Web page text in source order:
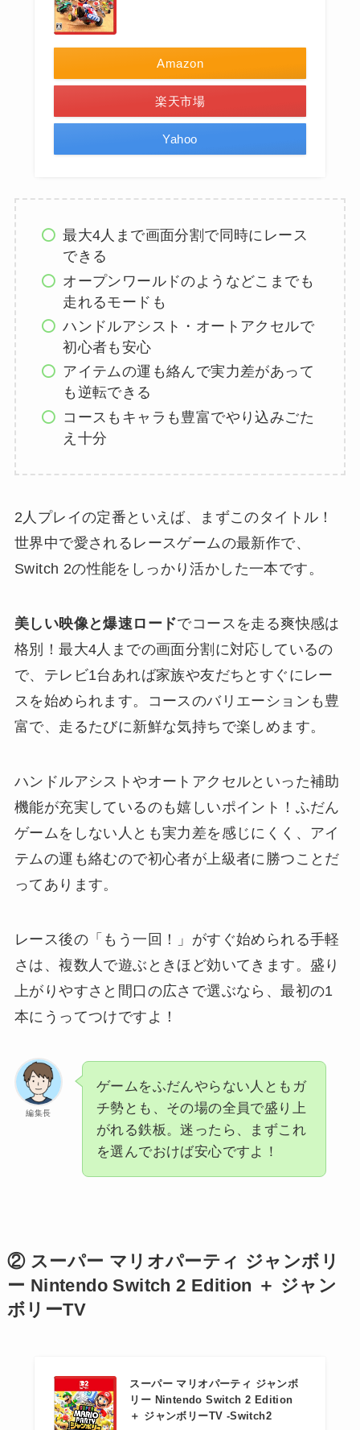
Amazon
楽天市場
Yahoo
最大4人まで画面分割で同時にレース
できる
オープンワールドのようなどこまでも
走れるモードも
ハンドルアシスト・オートアクセルで
初心者も安心
アイテムの運も絡んで実力差があって
も逆転できる
コースもキャラも豊富でやり込みごた
え十分
2人プレイの定番といえば、まずこのタイトル！
世界中で愛されるレースゲームの最新作で、
Switch 2の性能をしっかり活かした一本です。
美しい映像と爆速ロードでコースを走る爽快感は
格別！最大4人までの画面分割に対応しているの
で、テレビ1台あれば家族や友だちとすぐにレー
スを始められます。コースのバリエーションも豊
富で、走るたびに新鮮な気持ちで楽しめます。
ハンドルアシストやオートアクセルといった補助
機能が充実しているのも嬉しいポイント！ふだん
ゲームをしない人とも実力差を感じにくく、アイ
テムの運も絡むので初心者が上級者に勝つことだ
ってあります。
レース後の「もう一回！」がすぐ始められる手軽
さは、複数人で遊ぶときほど効いてきます。盛り
上がりやすさと間口の広さで選ぶなら、最初の1
本にうってつけですよ！
編集長
ゲームをふだんやらない人ともガ
チ勢とも、その場の全員で盛り上
がれる鉄板。迷ったら、まずこれ
を選んでおけば安心ですよ！
② スーパー マリオパーティ ジャンボリ
ー Nintendo Switch 2 Edition ＋ ジャン
ボリーTV
スーパー マリオパーティ ジャンボ
リー Nintendo Switch 2 Edition
＋ ジャンボリーTV -Switch2